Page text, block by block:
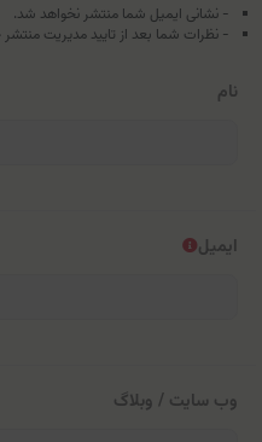
- نشانی ایمیل شما منتشر نخواهد شد.
- نظرات شما بعد از تایید مدیریت
نام
ایمیل
وب سایت / وبلاگ